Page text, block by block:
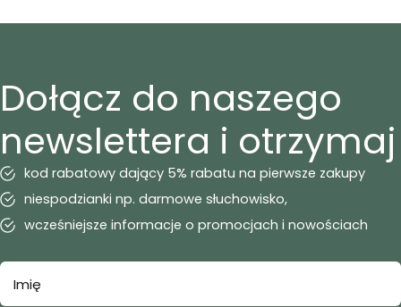
Dołącz do naszego
newslettera i otrzymaj
kod rabatowy dający 5% rabatu na pierwsze zakupy
niespodzianki np. darmowe słuchowisko,
wcześniejsze informacje o promocjach i nowościach